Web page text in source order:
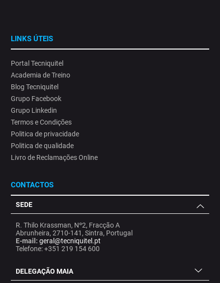
LINKS ÚTEIS
Portal Tecniquitel
Academia de Treino
Blog Tecniquitel
Grupo Facebook
Grupo Linkedin
Termos e Condições
Politica de privacidade
Politica de qualidade
Livro de Reclamações Online
CONTACTOS
SEDE
R. Thilo Krassman, Nº2, Fracção A
Abrunheira, 2710-141, Sintra, Portugal
E-mail: geral@tecniquitel.pt
Telefone: +351 219 154 600
DELEGAÇÃO MAIA